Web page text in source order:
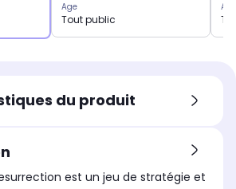
Age
Tout public
Age
du produit
est un jeu de stratégie et